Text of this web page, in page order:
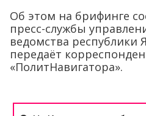
Об этом на брифинге
пресс-службы
ведомства республики
передаёт
«ПолитНавигатора».